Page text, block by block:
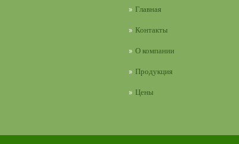
Главная
Контакты
О компании
Продукция
Цены